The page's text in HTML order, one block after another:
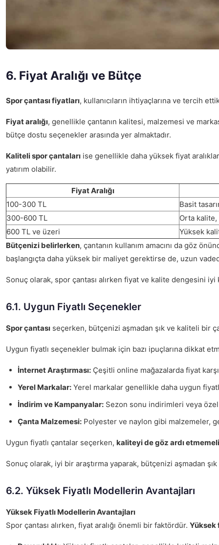
6. Fiyat Aralığı ve Bütçe
Spor çantası fiyatları, kullanıcıların ihtiyaçlarına ve tercih
Fiyat aralığı, genellikle çantanın kalitesi, malzemesi ve
bütçe dostu seçenekler arasında yer almaktadır.
Kaliteli spor çantaları ise genellikle daha yüksek fiyat
yatırım olabilir.
Fiyat Aralığı
100-300 TL
Basit
300-600 TL
Orta
600 TL ve üzeri
Yüksek
Bütçenizi belirlerken, çantanın kullanım amacını da göz
başlangıçta daha yüksek bir maliyet gerektirse de, uzun
Sonuç olarak, spor çantası alırken fiyat ve kalite dengesini
6.1. Uygun Fiyatlı Seçenekler
Spor çantası seçerken, bütçenizi aşmadan şık ve kaliteli bir
Uygun fiyatlı seçenekler bulmak için bazı ipuçlarına dikkat
İnternet Araştırması: Çeşitli online mağazalarda fiyat
Yerel Markalar: Yerel markalar genellikle daha uygun
İndirim ve Kampanyalar: Sezon sonu indirimleri veya özel
Çanta Malzemesi: Polyester ve naylon gibi malzemeler,
Uygun fiyatlı çantalar seçerken, kaliteyi de göz ardı
Sonuç olarak, iyi bir araştırma yaparak, bütçenizi aşmadan
6.2. Yüksek Fiyatlı Modellerin Avantajları
Yüksek Fiyatlı Modellerin Avantajları
Spor çantası alırken, fiyat aralığı önemli bir faktördür. Yüksek